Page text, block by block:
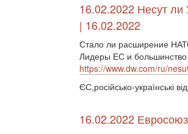
16.02.2022 Несут
| 16.02.2022
Стало ли расширение
Лидеры ЕС и большинство
https://www.dw.com/ru/
ЄС,російсько-українські
16.02.2022